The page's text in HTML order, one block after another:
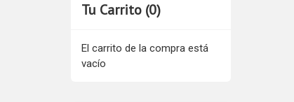
Tu Carrito (0)
El carrito de la compra está
vacío